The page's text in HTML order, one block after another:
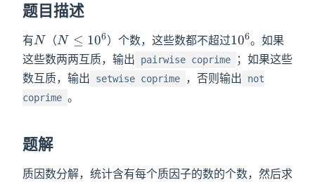
题目描述
有 N
N （ N\leq10^6
N ≤ 106）个数，这些数都不超过10^6
106。如果
这些数两两互质，输出
pairwise coprime
；如果这些
数互质，输出
setwise coprime ，否则输出
not
coprime 。
题解
质因数分解，统计含有每个质因子的数的个数，然后求